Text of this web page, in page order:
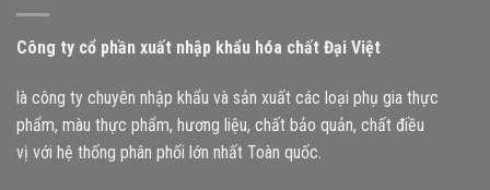
Công ty cổ phần xuất nhập khẩu hóa chất Đại Việt
là công ty chuyên nhập khẩu và sản xuất các loại phụ gia thực
phẩm, màu thực phẩm, hương liệu, chất bảo quản, chất điều
vị với hệ thống phân phối lớn nhất Toàn quốc.